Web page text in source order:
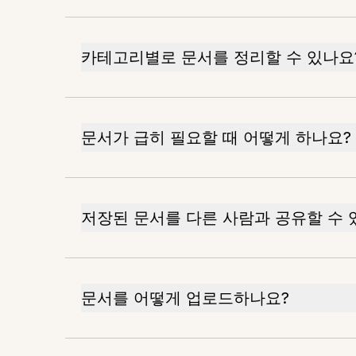
카테고리별로 문서를 정리할 수 있나요
문서가 급히 필요할 때 어떻게 하나요?
저장된 문서를 다른 사람과 공유할 수
문서를 어떻게 업로드하나요?